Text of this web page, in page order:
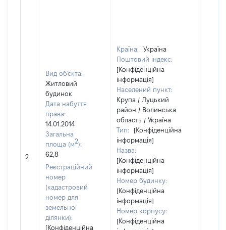
2
Вид об'єкта:
Житловий
будинок
Дата набуття
права:
14.01.2014
Загальна
площа (м2):
62,8
Реєстраційний
номер
(кадастровий
номер для
земельної
ділянки):
[Конфіденційна
Країна:
Україна
Поштовий індекс:
[Конфіденційна
інформація]
Населений пункт:
Крупа / Луцький
район / Волинська
область / Україна
Тип:
[Конфіденційна
інформація]
Назва:
[Конфіденційна
інформація]
Номер будинку:
[Конфіденційна
інформація]
Номер корпусу:
[Конфіденційна